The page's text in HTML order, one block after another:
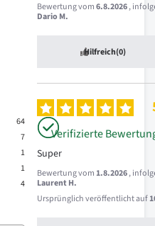
64
7
1
1
4
Bewertung vom6.8.2026,
Dario M.
Hilfreich(0)
Verifizierte
Super
Bewertung vom1.8.2026,
Laurent H.
Ursprünglich veröffentlicht auf